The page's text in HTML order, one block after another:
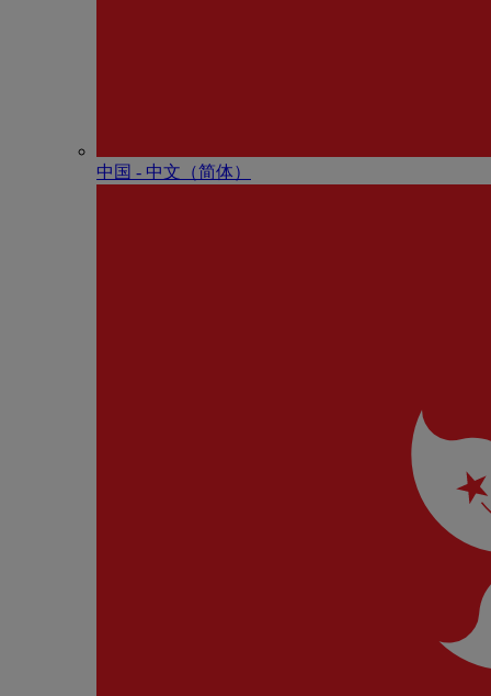
中国 - 中⽂（简体）